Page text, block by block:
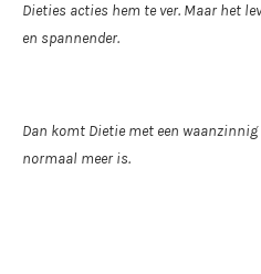
Dieties acties hem te ver. Maar het
en spannender.
Dan komt Dietie met een
normaal meer is.